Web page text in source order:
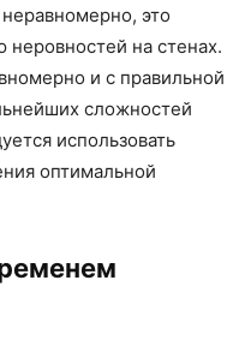
это
на стенах.
и с правильной
сложностей
использовать
оптимальной